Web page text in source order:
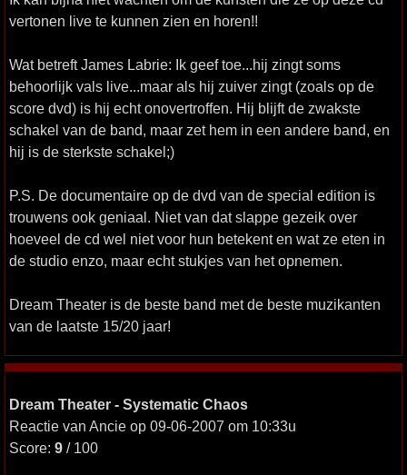
vertonen live te kunnen zien en horen!!
Wat betreft James Labrie: Ik geef toe...hij zingt soms
behoorlijk vals live...maar als hij zuiver zingt (zoals op de
score dvd) is hij echt onovertroffen. Hij blijft de zwakste
schakel van de band, maar zet hem in een andere band, en
hij is de sterkste schakel;)
P.S. De documentaire op de dvd van de special edition is
trouwens ook geniaal. Niet van dat slappe gezeik over
hoeveel de cd wel niet voor hun betekent en wat ze eten in
de studio enzo, maar echt stukjes van het opnemen.
Dream Theater is de beste band met de beste muzikanten
van de laatste 15/20 jaar!
Dream Theater - Systematic Chaos
Reactie van Ancie op 09-06-2007 om 10:33u
Score: 9 / 100